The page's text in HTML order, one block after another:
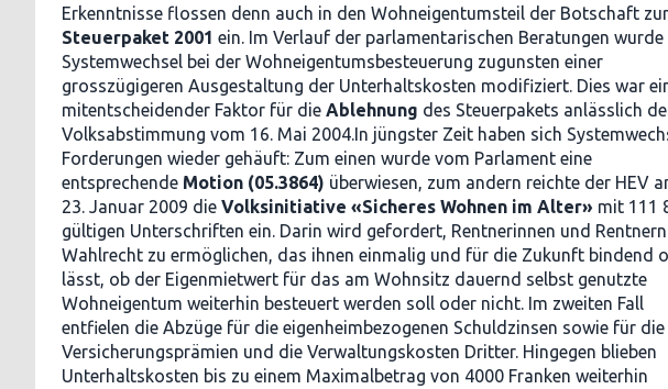
Erkenntnisse flossen denn auch in den Wohneigentumsteil der Botschaft
Steuerpaket 2001 ein. Im Verlauf der parlamentarischen Beratungen wurde
Systemwechsel bei der Wohneigentumsbesteuerung zugunsten einer
grosszügigeren Ausgestaltung der Unterhaltskosten modifiziert. Dies war
mitentscheidender Faktor für die Ablehnung des Steuerpakets anlässlich
Volksabstimmung vom 16. Mai 2004.In jüngster Zeit haben sich
Forderungen wieder gehäuft: Zum einen wurde vom Parlament eine
entsprechende Motion (05.3864) überwiesen, zum andern reichte der HEV
23. Januar 2009 die Volksinitiative «Sicheres Wohnen im Alter» mit 111
gültigen Unterschriften ein. Darin wird gefordert, Rentnerinnen und
Wahlrecht zu ermöglichen, das ihnen einmalig und für die Zukunft bindend
lässt, ob der Eigenmietwert für das am Wohnsitz dauernd selbst genutzte
Wohneigentum weiterhin besteuert werden soll oder nicht. Im zweiten Fall
entfielen die Abzüge für die eigenheimbezogenen Schuldzinsen sowie für die
Versicherungsprämien und die Verwaltungskosten Dritter. Hingegen blieben
Unterhaltskosten bis zu einem Maximalbetrag von 4000 Franken weiterhin